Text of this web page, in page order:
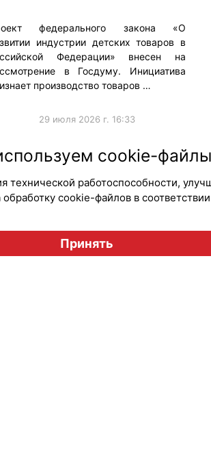
федерального закона «О
индустрии детских товаров в
Федерации» внесен на
в Госдуму. Инициатива
производство товаров …
29 июля 2026 г. 16:33
рынка", licensingrussia.ru,
cookie-файлы
работоспособности,
cookie-файлов в
Принять